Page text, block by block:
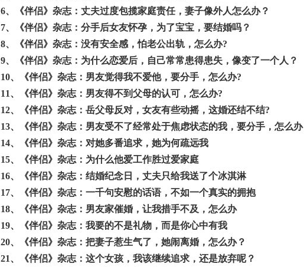
6、
《伴侣》杂志：丈夫过度包揽家庭责任，妻子像外人怎么办？
7、
《伴侣》杂志：分手后女友怀孕，为了宝宝，要结婚吗？
8、《伴侣》杂志：没有安全感，怕老公出轨，怎么办?
9、
《伴侣》杂志：为什么恋爱后，自己常常患得患失，像变了一个人？
10、
《伴侣》杂志：男友觉得我不爱他，要分手，怎么办?
11、
《伴侣》杂志：男友得不到父母的认可，怎么办?
12、
《伴侣》杂志：岳父母反对，女友有些动摇，这婚还结不结?
13、
《伴侣》杂志：男友受不了经常处于焦虑状态的我，要分手，怎么办
14、
《伴侣》杂志：对她多番追求，她为何疏远我
15、
《伴侣》杂志：为什么他爱工作胜过爱家庭
16、
《伴侣》杂志：结婚纪念日，丈夫只给我送了个冰淇淋
17、
《伴侣》杂志：一千句安慰的话语，不如一个真实的拥抱
18、
《伴侣》杂志：男友家催婚，让我措手不及，怎么办
19、
《伴侣》杂志：我要的不是礼物，而是你心中有我
20、
《伴侣》杂志：把妻子惹生气了，她闹离婚，怎么办？
21、
《伴侣》杂志：这个女孩，我该继续追求，还是放弃呢？